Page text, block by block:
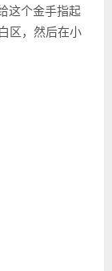
这个金手指起
区，然后在小